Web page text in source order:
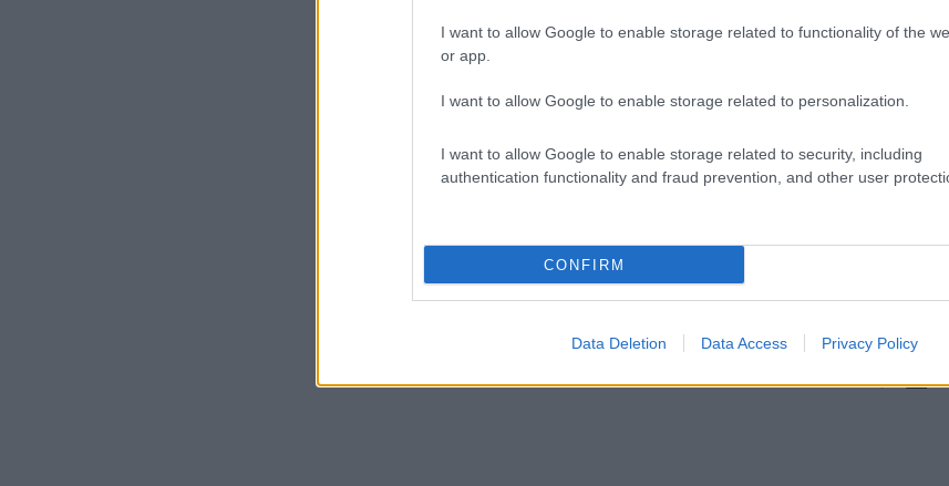
I want to allow Google to enable storage related to functionality of the
or app.
I want to allow Google to enable storage related to personalization.
I want to allow Google to enable storage related to security, including
authentication functionality and fraud prevention, and other user
CONFIRM
Data Deletion Data Access Privacy Policy
mérkőzésbe, például éppen aktuális BDS-
Legutóbb a
merénylet után
ugyancsak
emlékeztek
decemberben
tulaj ellátogatott
mérkőzésre
Utóbbiakon az
Wallenstein Róbert összes cikkét elolvashatjaitt.